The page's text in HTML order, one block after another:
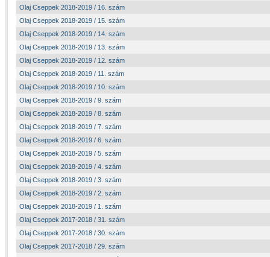
Olaj Cseppek 2018-2019 / 16. szám
Olaj Cseppek 2018-2019 / 15. szám
Olaj Cseppek 2018-2019 / 14. szám
Olaj Cseppek 2018-2019 / 13. szám
Olaj Cseppek 2018-2019 / 12. szám
Olaj Cseppek 2018-2019 / 11. szám
Olaj Cseppek 2018-2019 / 10. szám
Olaj Cseppek 2018-2019 / 9. szám
Olaj Cseppek 2018-2019 / 8. szám
Olaj Cseppek 2018-2019 / 7. szám
Olaj Cseppek 2018-2019 / 6. szám
Olaj Cseppek 2018-2019 / 5. szám
Olaj Cseppek 2018-2019 / 4. szám
Olaj Cseppek 2018-2019 / 3. szám
Olaj Cseppek 2018-2019 / 2. szám
Olaj Cseppek 2018-2019 / 1. szám
Olaj Cseppek 2017-2018 / 31. szám
Olaj Cseppek 2017-2018 / 30. szám
Olaj Cseppek 2017-2018 / 29. szám